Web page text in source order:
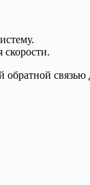
скорости.
связью